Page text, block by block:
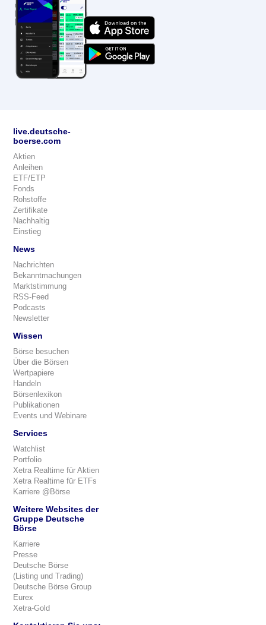
live.deutsche-
boerse.com
Aktien
Anleihen
ETF/ETP
Fonds
Rohstoffe
Zertifikate
Nachhaltig
Einstieg
News
Nachrichten
Bekanntmachungen
Marktstimmung
RSS-Feed
Podcasts
Newsletter
Wissen
Börse besuchen
Über die Börsen
Wertpapiere
Handeln
Börsenlexikon
Publikationen
Events und Webinare
Services
Watchlist
Portfolio
Xetra Realtime für Aktien
Xetra Realtime für ETFs
Karriere @Börse
Weitere Websites der
Gruppe Deutsche
Börse
Karriere
Presse
Deutsche Börse
(Listing und Trading)
Deutsche Börse Group
Eurex
Xetra-Gold